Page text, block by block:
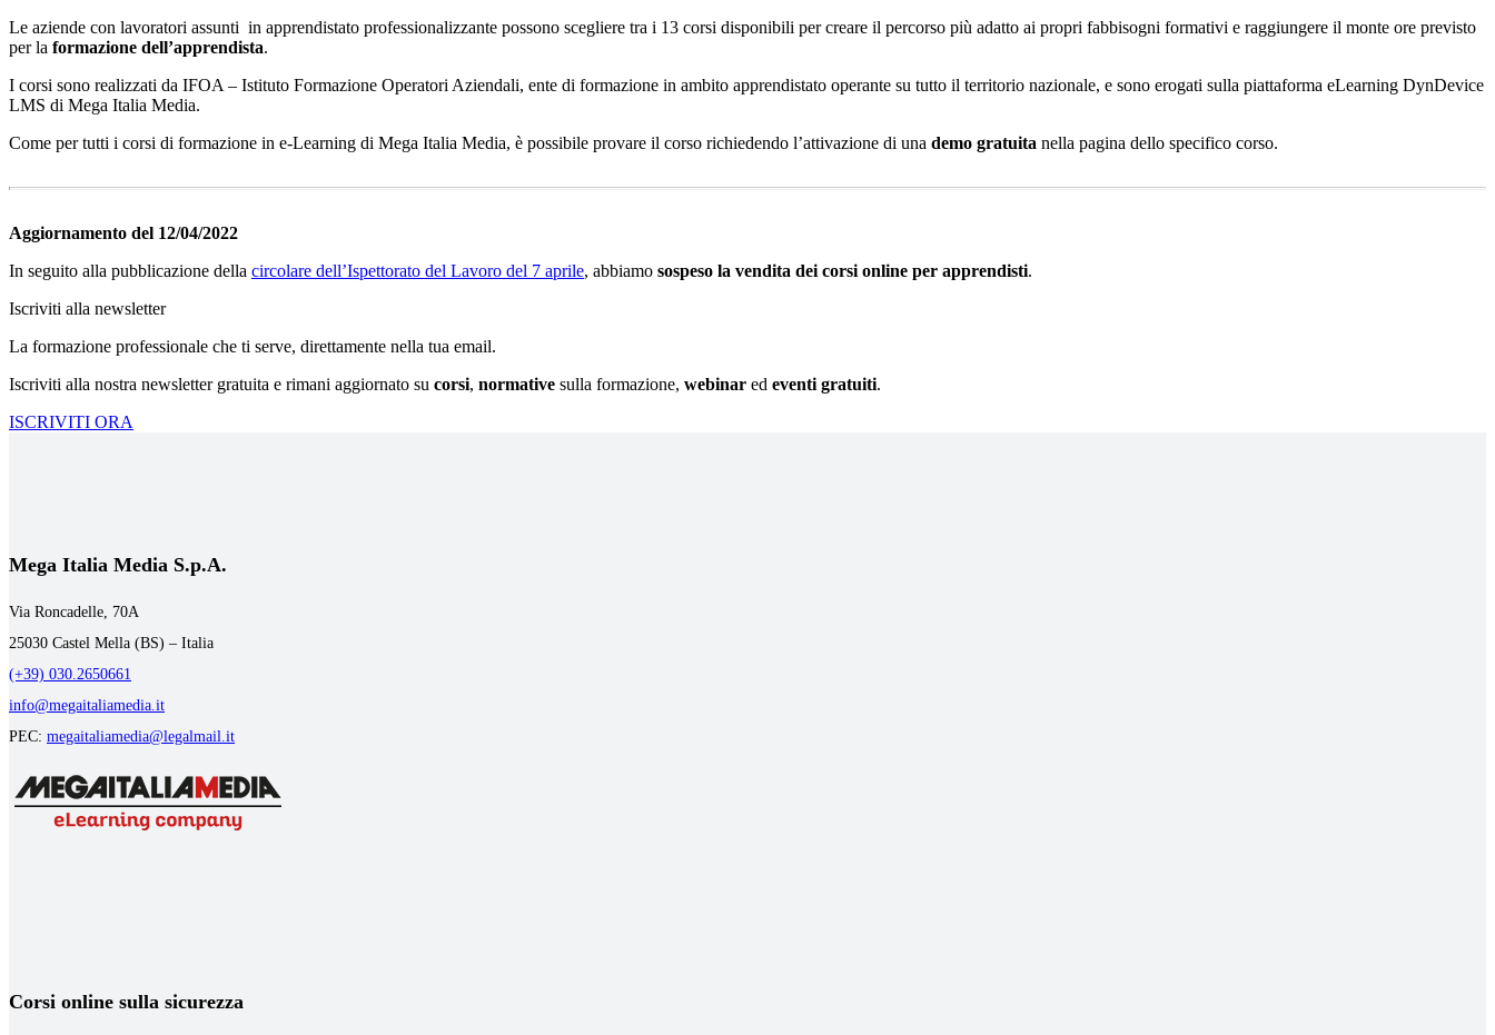
Le aziende con lavoratori assunti in apprendistato professionalizzante possono scegliere tra i 13 corsi disponibili per creare il percorso più adatto ai propri fabbisogni formativi e raggiungere il monte ore previsto
per la formazione dell’apprendista.
I corsi sono realizzati da IFOA – Istituto Formazione Operatori Aziendali, ente di formazione in ambito apprendistato operante su tutto il territorio nazionale, e sono erogati sulla piattaforma eLearning DynDevice
LMS di Mega Italia Media.
Come per tutti i corsi di formazione in e-Learning di Mega Italia Media, è possibile provare il corso richiedendo l’attivazione di una demo gratuita nella pagina dello specifico corso.
Aggiornamento del 12/04/2022
In seguito alla pubblicazione della circolare dell’Ispettorato del Lavoro del 7 aprile, abbiamo sospeso la vendita dei corsi online per apprendisti.
Iscriviti alla newsletter
La formazione professionale che ti serve, direttamente nella tua email.
Iscriviti alla nostra newsletter gratuita e rimani aggiornato su corsi, normative sulla formazione, webinar ed eventi gratuiti.
ISCRIVITI ORA
Mega Italia Media S.p.A.
Via Roncadelle, 70A
25030 Castel Mella (BS) – Italia
(+39) 030.2650661
info@megaitaliamedia.it
PEC: megaitaliamedia@legalmail.it
Corsi online sulla sicurezza